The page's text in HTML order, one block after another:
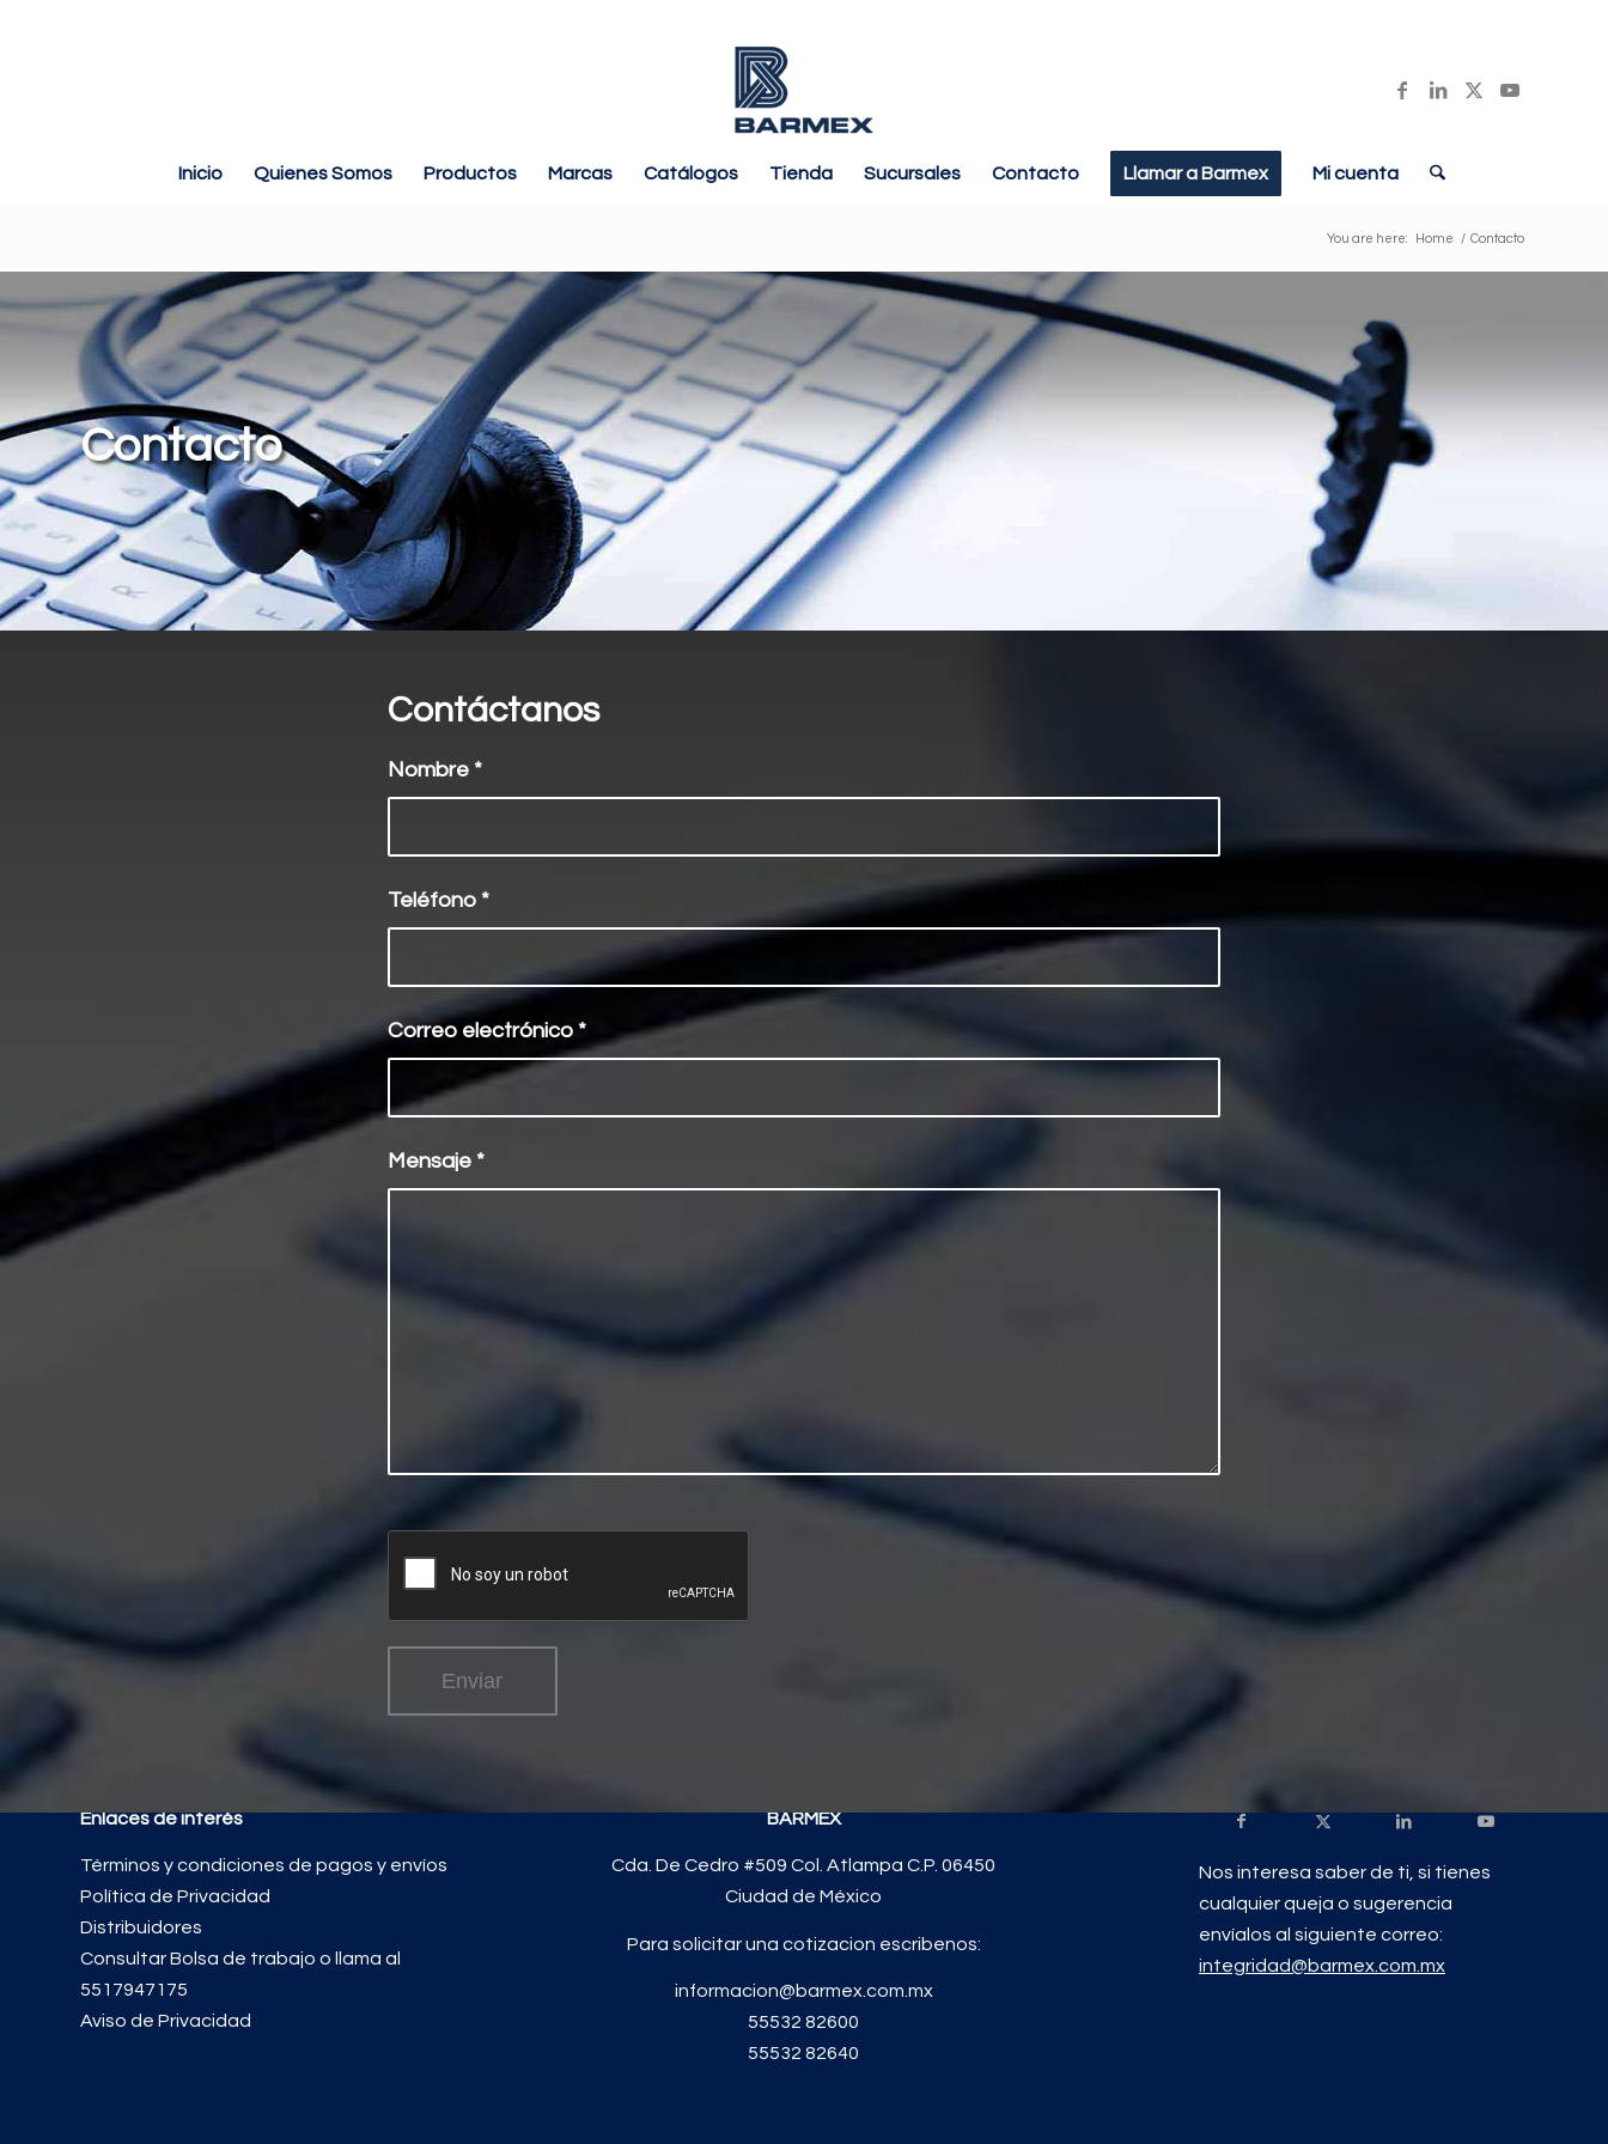
Inicio Quienes Somos Productos Marcas Catálogos Tienda Sucursales Contacto Llamar a Barmex Mi cuenta
You are here: Home / Contacto
Contacto
Contáctanos
Nombre *
Teléfono *
Correo electrónico *
Mensaje *
Enlaces de interés
Términos y condiciones de pagos y envíos
Política de Privacidad
Distribuidores
Consultar Bolsa de trabajo o llama al
5517947175
Aviso de Privacidad
BARMEX
Cda. De Cedro #509 Col. Atlampa C.P. 06450
Ciudad de México
Para solicitar una cotizacion escribenos:
informacion@barmex.com.mx
55532 82600
55532 82640
Nos interesa saber de ti, si tienes
cualquier queja o sugerencia
envíalos al siguiente correo:
integridad@barmex.com.mx